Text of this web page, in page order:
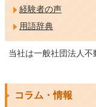
経験者の声
用語辞典
当社は一般社団法人
コラム・情報